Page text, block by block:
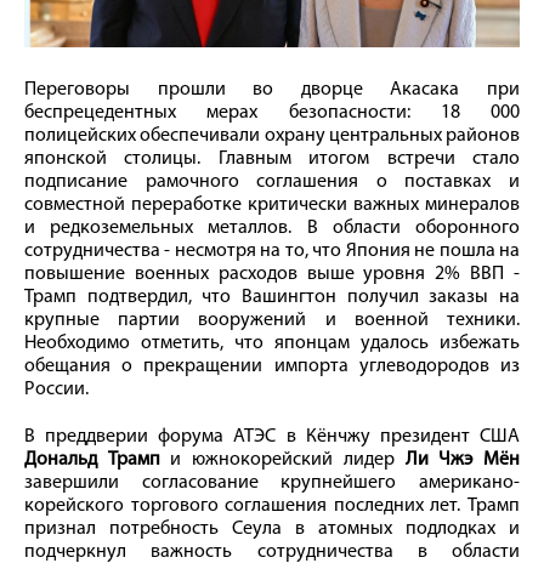
Переговоры прошли во дворце Акасака при
беспрецедентных мерах безопасности: 18 000
полицейских обеспечивали охрану центральных районов
японской столицы. Главным итогом встречи стало
подписание рамочного соглашения о поставках и
совместной переработке критически важных минералов
и редкоземельных металлов. В области оборонного
сотрудничества - несмотря на то, что Япония не пошла на
повышение военных расходов выше уровня 2% ВВП -
Трамп подтвердил, что Вашингтон получил заказы на
крупные партии вооружений и военной техники.
Необходимо отметить, что японцам удалось избежать
обещания о прекращении импорта углеводородов из
России.
В преддверии форума АТЭС в Кёнчжу президент США
Дональд Трампи южнокорейский лидер Ли Чжэ Мён
завершили согласование крупнейшего американо-
корейского торгового соглашения последних лет. Трамп
признал потребность Сеула в атомных подлодках и
подчеркнул важность сотрудничества в области